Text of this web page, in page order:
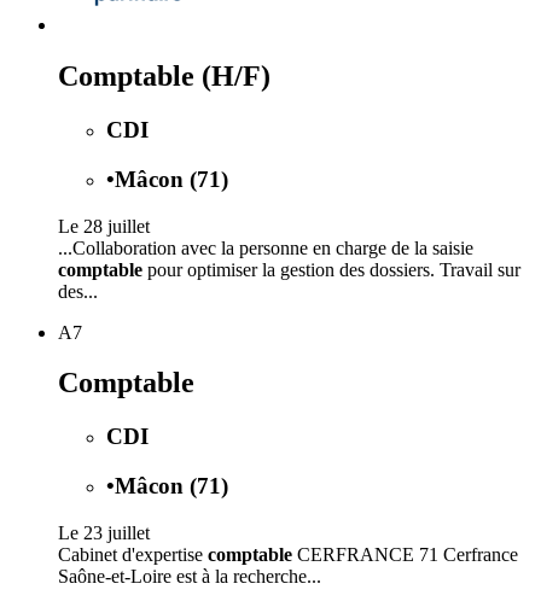
Comptable (H/F)
CDI
•Mâcon (71)
Le 28 juillet
...Collaboration avec la personne en charge de la saisie
comptable pour optimiser la gestion des dossiers. Travail sur
des...
A7
Comptable
CDI
•Mâcon (71)
Le 23 juillet
Cabinet d'expertise comptable CERFRANCE 71 Cerfrance
Saône-et-Loire est à la recherche...